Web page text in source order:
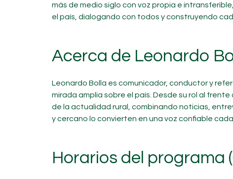
más de medio siglo con voz propia e
el país, dialogando con todos y construyendo
Acerca de Leonardo
Leonardo Bolla es comunicador, conductor y
mirada amplia sobre el país. Desde su rol al frente
de la actualidad rural, combinando noticias,
y cercano lo convierten en una voz confiable cada
Horarios del programa